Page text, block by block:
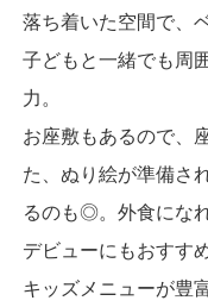
落ち着いた空間で、
子どもと一緒でも周
力。
お座敷もあるので、
た、ぬり絵が準備さ
るのも◎。外食にな
デビューにもおすす
キッズメニューが豊